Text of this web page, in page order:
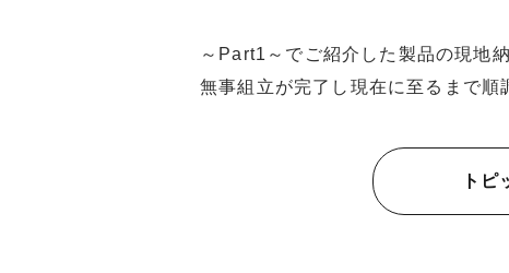
～Part1～でご紹介した製品の現地
無事組立が完了し現在に至るまで順
トピ